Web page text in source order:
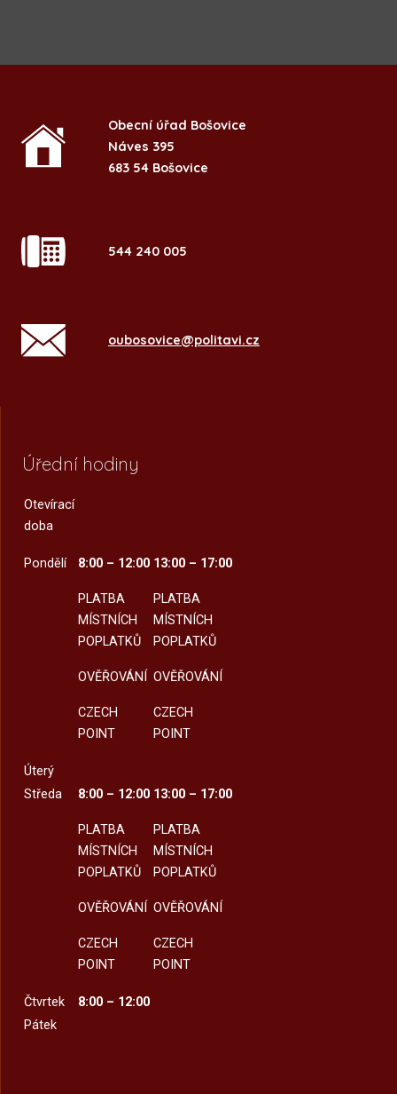
Obecní úřad Bošovice
Náves 395
683 54 Bošovice
544 240 005
oubosovice@politavi.cz
Úřední hodiny
Otevírací
doba
Pondělí 8:00 – 12:00
PLATBA
MÍSTNÍCH
POPLATKŮ
OVĚŘOVÁNÍ
CZECH
POINT
13:00 – 17:00
PLATBA
MÍSTNÍCH
POPLATKŮ
OVĚŘOVÁNÍ
CZECH
POINT
Úterý
Středa
8:00 – 12:00
PLATBA
MÍSTNÍCH
POPLATKŮ
OVĚŘOVÁNÍ
CZECH
POINT
13:00 – 17:00
PLATBA
MÍSTNÍCH
POPLATKŮ
OVĚŘOVÁNÍ
CZECH
POINT
Čtvrtek
8:00 – 12:00
Pátek